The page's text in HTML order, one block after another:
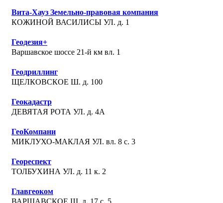
Вита-Хауз Земельно-правовая компания
КОЖИНОЙ ВАСИЛИСЫ УЛ. д. 1
Геодезия+
Варшавское шоссе 21-й км вл. 1
Геодриллинг
ЩЕЛКОВСКОЕ Ш. д. 100
Геокадастр
ДЕВЯТАЯ РОТА УЛ. д. 4А
ГеоКомпани
МИКЛУХО-МАКЛАЯ УЛ. вл. 8 с. 3
Геореспект
ТОЛБУХИНА УЛ. д. 11 к. 2
Главгеоком